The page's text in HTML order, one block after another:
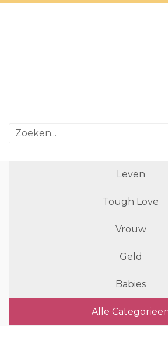
Leven
Tough Love
Vrouw
Geld
Babies
Alle